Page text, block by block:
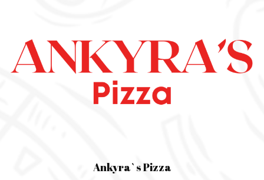
Ankyra`s Pizza